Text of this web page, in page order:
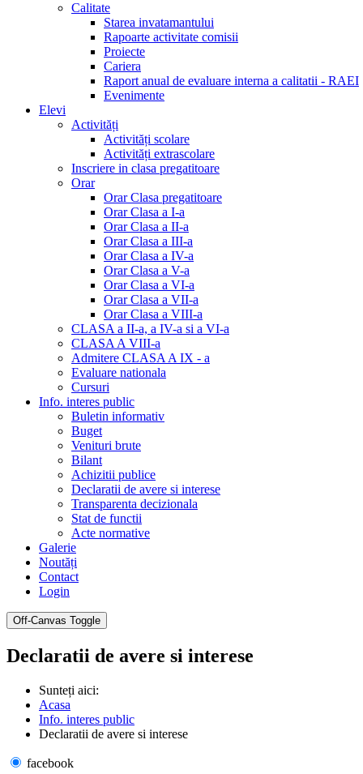
Calitate
Starea invatamantului
Rapoarte activitate comisii
Proiecte
Cariera
Raport anual de evaluare interna a calitatii - RAEI
Evenimente
Elevi
Activități
Activități scolare
Activități extrascolare
Inscriere in clasa pregatitoare
Orar
Orar Clasa pregatitoare
Orar Clasa a I-a
Orar Clasa a II-a
Orar Clasa a III-a
Orar Clasa a IV-a
Orar Clasa a V-a
Orar Clasa a VI-a
Orar Clasa a VII-a
Orar Clasa a VIII-a
CLASA a II-a, a IV-a si a VI-a
CLASA A VIII-a
Admitere CLASA A IX - a
Evaluare nationala
Cursuri
Info. interes public
Buletin informativ
Buget
Venituri brute
Bilant
Achizitii publice
Declaratii de avere si interese
Transparenta decizionala
Stat de functii
Acte normative
Galerie
Noutăți
Contact
Login
Off-Canvas Toggle
Declaratii de avere si interese
Sunteți aici:
Acasa
Info. interes public
Declaratii de avere si interese
facebook